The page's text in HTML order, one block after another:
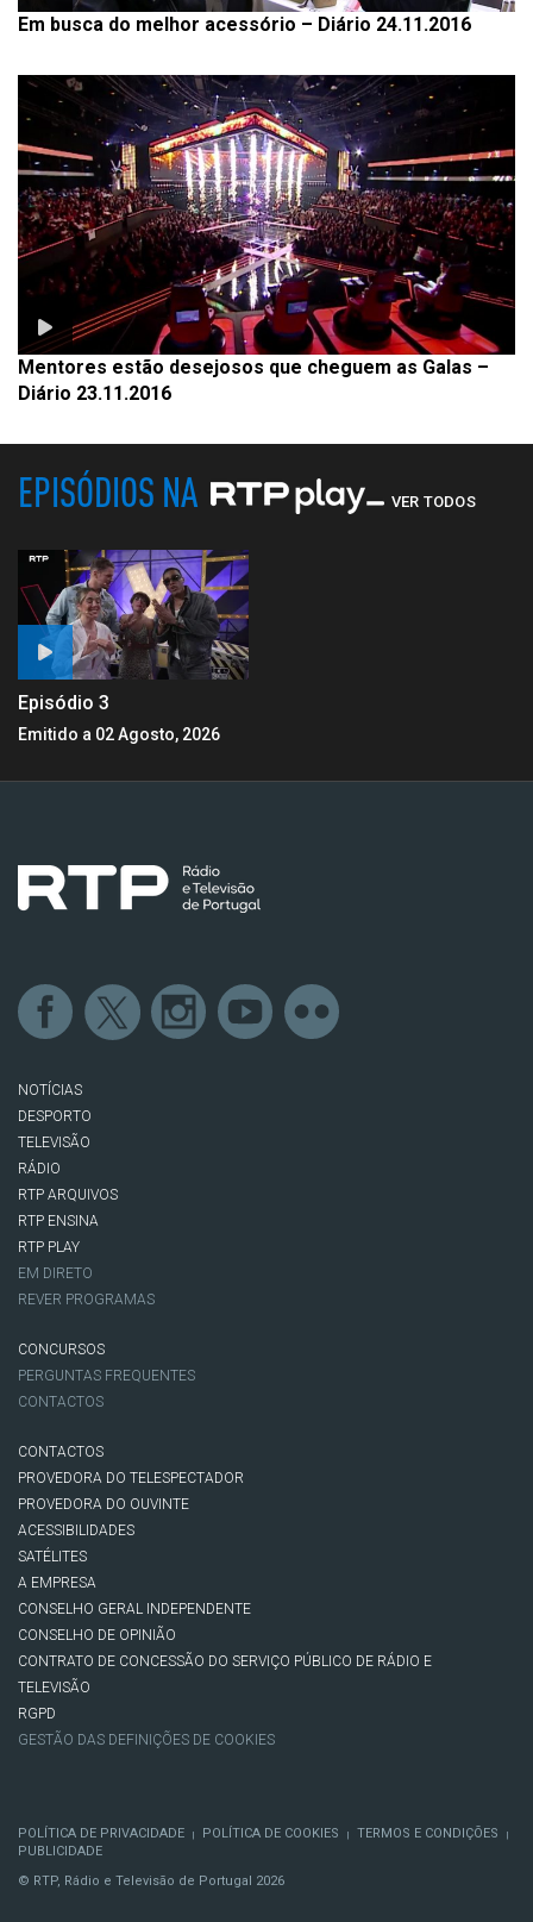
Em busca do melhor acessório – Diário 24.11.2016
Mentores estão desejosos que cheguem as Galas –
Diário 23.11.2016
EPISÓDIOS NA VER TODOS
Episódio 3
Emitido a 02 Agosto, 2026
NOTÍCIAS
DESPORTO
TELEVISÃO
RÁDIO
RTP ARQUIVOS
RTP ENSINA
RTP PLAY
EM DIRETO
REVER PROGRAMAS
CONCURSOS
PERGUNTAS FREQUENTES
CONTACTOS
CONTACTOS
PROVEDORA DO TELESPECTADOR
PROVEDORA DO OUVINTE
ACESSIBILIDADES
SATÉLITES
A EMPRESA
CONSELHO GERAL INDEPENDENTE
CONSELHO DE OPINIÃO
CONTRATO DE CONCESSÃO DO SERVIÇO PÚBLICO DE RÁDIO E
TELEVISÃO
RGPD
GESTÃO DAS DEFINIÇÕES DE COOKIES
POLÍTICA DE PRIVACIDADE | POLÍTICA DE COOKIES | TERMOS E CONDIÇÕES |
PUBLICIDADE
© RTP, Rádio e Televisão de Portugal 2026